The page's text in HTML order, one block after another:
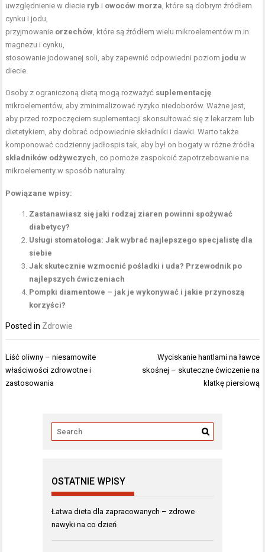
uwzględnienie w diecie ryb i owoców morza , które są dobrym źródłem
cynku i jodu,
przyjmowanie orzechów , które są źródłem wielu mikroelementów m.in.
magnezu i cynku,
stosowanie jodowanej soli, aby zapewnić odpowiedni poziom jodu w
diecie.
Osoby z ograniczoną dietą mogą rozważyć suplementację
mikroelementów, aby zminimalizować ryzyko niedoborów. Ważne jest,
aby przed rozpoczęciem suplementacji skonsultować się z lekarzem lub
dietetykiem, aby dobrać odpowiednie składniki i dawki. Warto także
komponować codzienny jadłospis tak, aby był on bogaty w różne źródła
składników odżywczych , co pomoże zaspokoić zapotrzebowanie na
mikroelementy w sposób naturalny.
Powiązane wpisy:
Zastanawiasz się jaki rodzaj ziaren powinni spożywać
diabetycy?
Usługi stomatologa: Jak wybrać najlepszego specjalistę dla
siebie
Jak skutecznie wzmocnić pośladki i uda? Przewodnik po
najlepszych ćwiczeniach
Pompki diamentowe – jak je wykonywać i jakie przynoszą
korzyści?
Posted in Zdrowie
Nawigacja
wpisu
Liść oliwny – niesamowite
właściwości zdrowotne i
zastosowania
Wyciskanie hantlami na ławce
skośnej – skuteczne ćwiczenie na
klatkę piersiową
OSTATNIE WPISY
Łatwa dieta dla zapracowanych – zdrowe
nawyki na co dzień